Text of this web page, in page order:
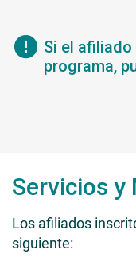
Si el
programa,
Servicios y
Los afiliados
siguiente: